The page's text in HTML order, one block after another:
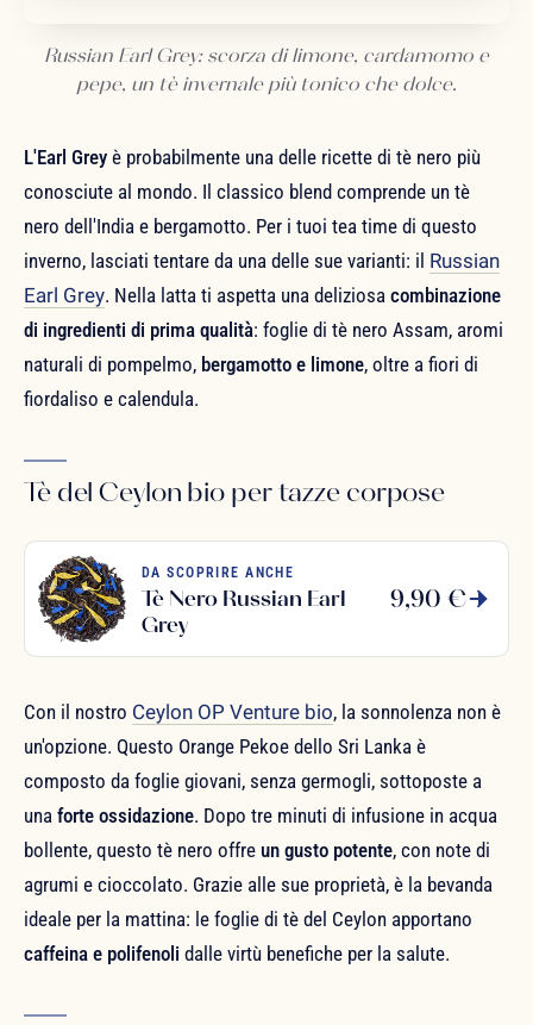
Russian Earl Grey: scorza di limone, cardamomo e
pepe, un tè invernale più tonico che dolce.
L'Earl Grey è probabilmente una delle ricette di tè nero più
conosciute al mondo. Il classico blend comprende un tè
nero dell'India e bergamotto. Per i tuoi tea time di questo
inverno, lasciati tentare da una delle sue varianti: il Russian
Earl Grey. Nella latta ti aspetta una deliziosa combinazione
di ingredienti di prima qualità: foglie di tè nero Assam, aromi
naturali di pompelmo, bergamotto e limone, oltre a fiori di
fiordaliso e calendula.
Tè del Ceylon bio per tazze corpose
DA SCOPRIRE ANCHE
Tè Nero Russian Earl
Grey
9,90 €
Con il nostro Ceylon OP Venture bio, la sonnolenza non è
un'opzione. Questo Orange Pekoe dello Sri Lanka è
composto da foglie giovani, senza germogli, sottoposte a
una forte ossidazione. Dopo tre minuti di infusione in acqua
bollente, questo tè nero offre un gusto potente, con note di
agrumi e cioccolato. Grazie alle sue proprietà, è la bevanda
ideale per la mattina: le foglie di tè del Ceylon apportano
caffeina e polifenoli dalle virtù benefiche per la salute.